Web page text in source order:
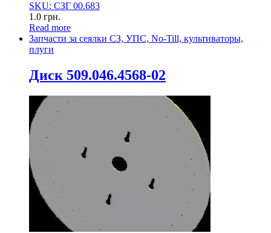
SKU: СЗГ 00.683
1.0 грн.
Read more
Запчасти за сеялки СЗ, УПС, No-Till, культиваторы,
плуги
Диск 509.046.4568-02